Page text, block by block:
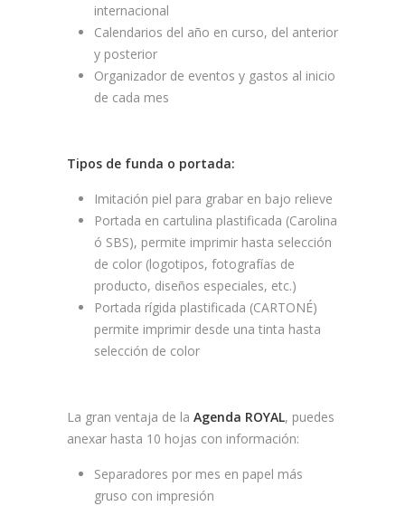
internacional
Calendarios del año en curso, del anterior
y posterior
Organizador de eventos y gastos al inicio
de cada mes
Tipos de funda o portada:
Imitación piel para grabar en bajo relieve
Portada en cartulina plastificada (Carolina
ó SBS), permite imprimir hasta selección
de color (logotipos, fotografías de
producto, diseños especiales, etc.)
Portada rígida plastificada (CARTONÉ)
permite imprimir desde una tinta hasta
selección de color
La gran ventaja de la Agenda ROYAL, puedes
anexar hasta 10 hojas con información:
Separadores por mes en papel más
gruso con impresión